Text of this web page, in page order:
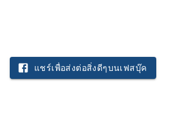
แชร์เพื่อส่งต่อสิ่งดีๆบนเฟสบุ๊ค